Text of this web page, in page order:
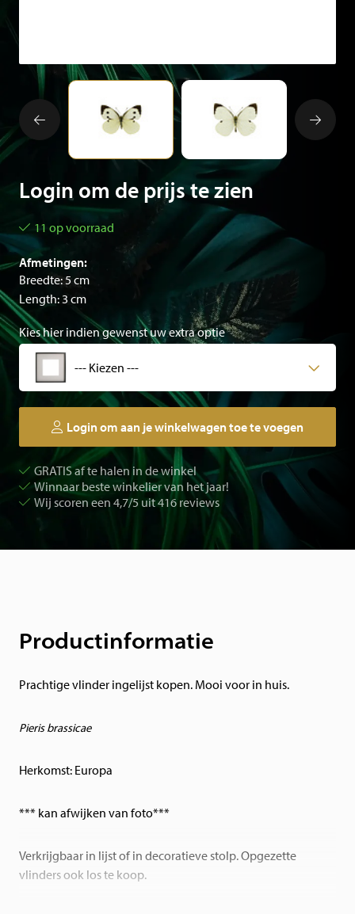
Login om de prijs te zien
11 op voorraad
Afmetingen:
Breedte: 5 cm
Length: 3 cm
Kies hier indien gewenst uw extra optie
--- Kiezen ---
Login om aan je winkelwagen toe te voegen
GRATIS af te halen in de winkel
Winnaar beste winkelier van het jaar!
Wij scoren een 4,7/5 uit 416 reviews
Productinformatie
Prachtige vlinder ingelijst kopen. Mooi voor in huis.
Pieris brassicae
Herkomst: Europa
*** kan afwijken van foto***
Verkrijgbaar in lijst of in decoratieve stolp. Opgezette
vlinders ook los te koop.